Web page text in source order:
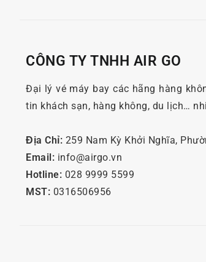
CÔNG TY TNHH AIR GO
Đại lý vé máy bay các hãng hàng
tin khách sạn, hàng không, du lịch…
Địa Chỉ: 259 Nam Kỳ Khởi Nghĩa,
Email: info@airgo.vn
Hotline: 028 9999 5599
MST: 0316506956